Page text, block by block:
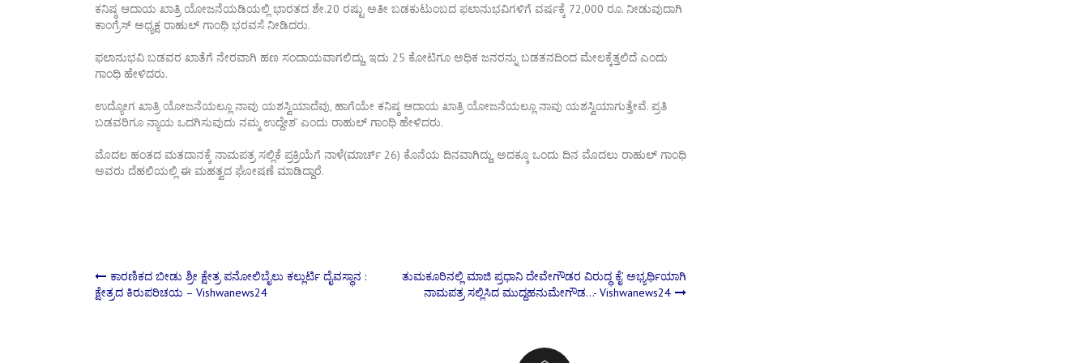
ಕನಿಷ್ಠ ಆದಾಯ ಖಾತ್ರಿ ಯೋಜನೆಯಡಿಯಲ್ಲಿ ಭಾರತದ ಶೇ.20 ರಷ್ಟು ಅತೀ ಬಡಕುಟುಂಬದ ಫಲಾನುಭವಿಗಳಿಗೆ ವರ್ಷಕ್ಕೆ 72,000 ರೂ. ನೀಡುವುದಾಗಿ
ಕಾಂಗ್ರೆಸ್ ಅಧ್ಯಕ್ಷ ರಾಹುಲ್ ಗಾಂಧಿ ಭರವಸೆ ನೀಡಿದರು.
ಫಲಾನುಭವಿ ಬಡವರ ಖಾತೆಗೆ ನೇರವಾಗಿ ಹಣ ಸಂದಾಯವಾಗಲಿದ್ದು, ಇದು 25 ಕೋಟಿಗೂ ಅಧಿಕ ಜನರನ್ನು ಬಡತನದಿಂದ ಮೇಲಕ್ಕೆತ್ತಲಿದೆ ಎಂದು
ಗಾಂಧಿ ಹೇಳಿದರು.
ಉದ್ಯೋಗ ಖಾತ್ರಿ ಯೋಜನೆಯಲ್ಲೂ ನಾವು ಯಶಸ್ವಿಯಾದೆವು, ಹಾಗೆಯೇ ಕನಿಷ್ಠ ಆದಾಯ ಖಾತ್ರಿ ಯೋಜನೆಯಲ್ಲೂ ನಾವು ಯಶಸ್ವಿಯಾಗುತ್ತೇವೆ. ಪ್ರತಿ
ಬಡವರಿಗೂ ನ್ಯಾಯ ಒದಗಿಸುವುದು ನಮ್ಮ ಉದ್ದೇಶ’ ಎಂದು ರಾಹುಲ್ ಗಾಂಧಿ ಹೇಳಿದರು.
ಮೊದಲ ಹಂತದ ಮತದಾನಕ್ಕೆ ನಾಮಪತ್ರ ಸಲ್ಲಿಕೆ ಪ್ರಕ್ರಿಯೆಗೆ ನಾಳೆ(ಮಾರ್ಚ್ 26) ಕೊನೆಯ ದಿನವಾಗಿದ್ದು, ಅದಕ್ಕೂ ಒಂದು ದಿನ ಮೊದಲು ರಾಹುಲ್ ಗಾಂಧಿ
ಅವರು ದೆಹಲಿಯಲ್ಲಿ ಈ ಮಹತ್ವದ ಘೋಷಣೆ ಮಾಡಿದ್ದಾರೆ.
Post
ಕಾರಣಿಕದ ಬೀಡು ಶ್ರೀ ಕ್ಷೇತ್ರ ಪನೋಲಿಬೈಲು ಕಲ್ಲುರ್ಟಿ ದೈವಸ್ಥಾನ :
ಕ್ಷೇತ್ರದ ಕಿರುಪರಿಚಯ – Vishwanews24
ತುಮಕೂರಿನಲ್ಲಿ ಮಾಜಿ ಪ್ರಧಾನಿ ದೇವೇಗೌಡರ ವಿರುದ್ಧ ಕೈ’ ಅಭ್ಯರ್ಥಿಯಾಗಿ
ನಾಮಪತ್ರ ಸಲ್ಲಿಸಿದ ಮುದ್ದಹನುಮೇಗೌಡ…- Vishwanews24